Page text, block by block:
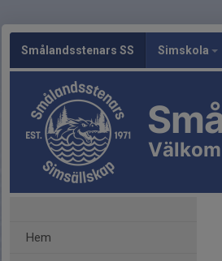
Smålandsstenars SS Simskola
Hem